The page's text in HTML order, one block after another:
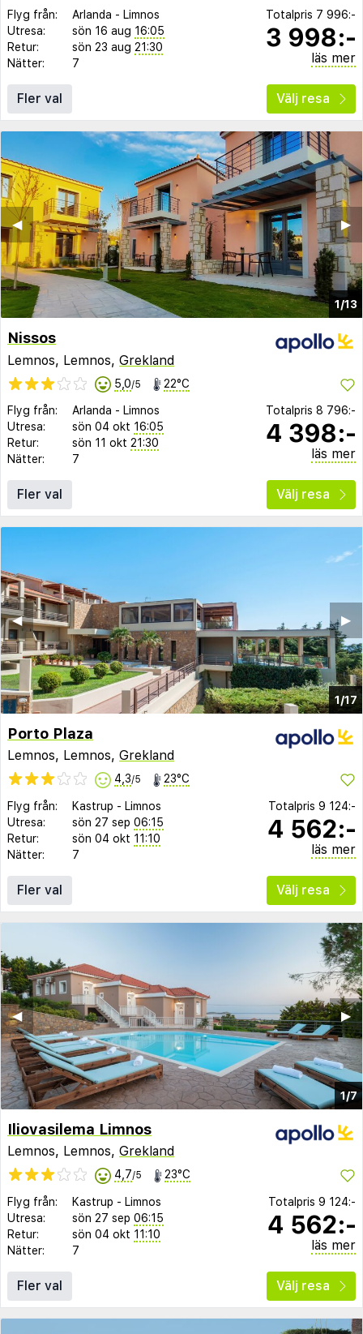
Flyg från: Arlanda - Limnos
Utresa:
sön 16 aug 16:05
Retur:
sön 23 aug 21:30
Nätter:
7
Totalpris 7 996:-
3 998:-
läs mer
Fler val Välj resa
1/13
▶︎
◀︎
Nissos
Lemnos, Lemnos, Grekland
5,0/5 22°C
Flyg från: Arlanda - Limnos
Utresa:
sön 04 okt 16:05
Retur:
sön 11 okt 21:30
Nätter:
7
Totalpris 8 796:-
4 398:-
läs mer
Fler val Välj resa
1/17
▶︎
◀︎
Porto Plaza
Lemnos, Lemnos, Grekland
4,3/5 23°C
Flyg från: Kastrup - Limnos
Utresa:
sön 27 sep 06:15
Retur:
sön 04 okt 11:10
Nätter:
7
Totalpris 9 124:-
4 562:-
läs mer
Fler val Välj resa
1/7
▶︎
◀︎
Iliovasilema Limnos
Lemnos, Lemnos, Grekland
4,7/5 23°C
Flyg från: Kastrup - Limnos
Utresa:
sön 27 sep 06:15
Retur:
sön 04 okt 11:10
Nätter:
7
Totalpris 9 124:-
4 562:-
läs mer
Fler val Välj resa